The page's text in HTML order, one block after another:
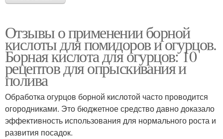
Отзывы о применении борной
кислоты для помидоров и огурцов.
Борная кислота для огурцов: 10
рецептов для опрыскивания и
полива
Обработка огурцов борной кислотой часто проводится
огородниками. Это бюджетное средство давно доказало
эффективность использования для нормального роста и
развития посадок.